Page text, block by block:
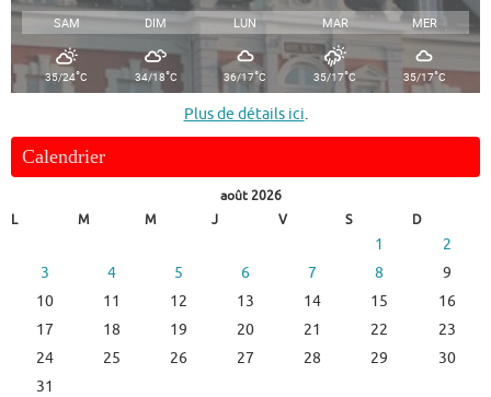
SAM DIM LUN MAR MER
35/24°C 34/18°C 36/17°C 35/17°C 35/17°C
Plus de détails ici.
Calendrier
août 2026
L
M M J V S D
1
2
3
4 5 6 7 8
9
10
11 12 13 14 15
16
17
18 19 20 21 22
23
24
25 26 27 28 29
30
31